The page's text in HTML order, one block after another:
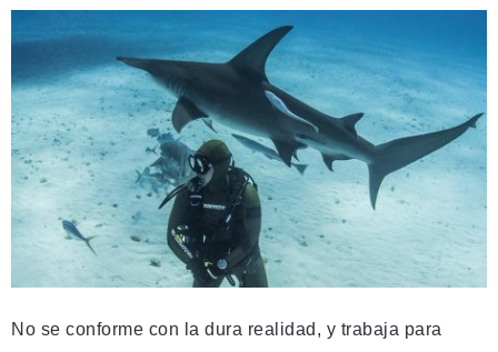
No se conforme con la dura realidad, y trabaja para